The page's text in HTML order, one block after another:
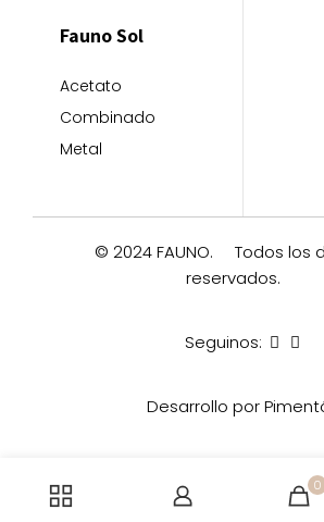
Fauno Sol
Acetato
Combinado
Metal
© 2024 FAUNO.
Todos los
reservados.
Seguinos:
Desarrollo por
0